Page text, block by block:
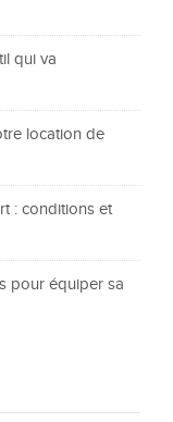
qui va
location de
: conditions et
pour équiper sa